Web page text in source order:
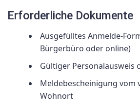
Erforderliche Dokumente
Ausgefülltes Anmelde-
Bürgerbüro oder online)
Gültiger Personalausweis
Meldebescheinigung vom
Wohnort